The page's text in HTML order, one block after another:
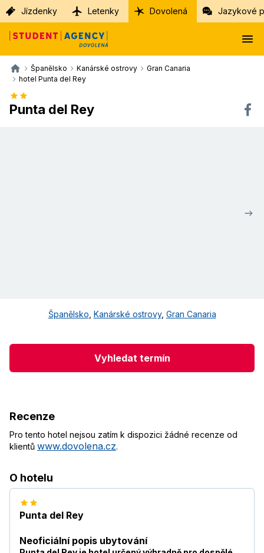
Jízdenky Letenky Dovolená Jazykové
Španělsko Kanárské ostrovy
Gran Canaria
hotel Punta del Rey
Punta del Rey
Španělsko Kanárské ostrovy, Gran Canaria
Vyhledat termín
Recenze
Pro tento hotel nejsou zatím k dispozici žádné recenze od
klientů www.dovolena.cz.
O hotelu
Punta del Rey
Neoficiální popis ubytování